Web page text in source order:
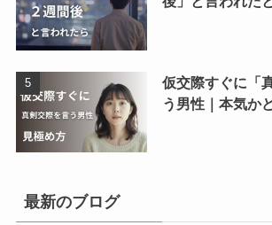
仮交際すぐに「
う男性｜本気か
最新のブログ